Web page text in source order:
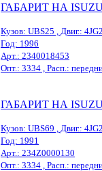
ГАБАРИТ НА
Кузов: UBS25 , Двиг.:
Год: 1996
Арт.: 2340018453
Опт.: 3334 , Расп.:
ГАБАРИТ НА
Кузов: UBS69 , Двиг.:
Год: 1991
Арт.: 234Z0000130
Опт.: 3334 , Расп.: